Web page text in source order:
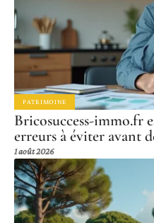
PATRIMOINE
Bricosuccess-immo.fr
erreurs à éviter avant
1 août 2026